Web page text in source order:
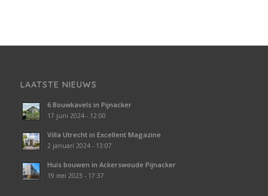
LAATSTE NIEUWS
6 Bouwkavels in Pijnacker
17 juni 2024 - 12:00
Villa Utrecht in Excellent Magazine
2 januari 2024 - 13:07
Huis bouwen in Ackerswoude Pijnacker
19 mei 2023 - 17:37